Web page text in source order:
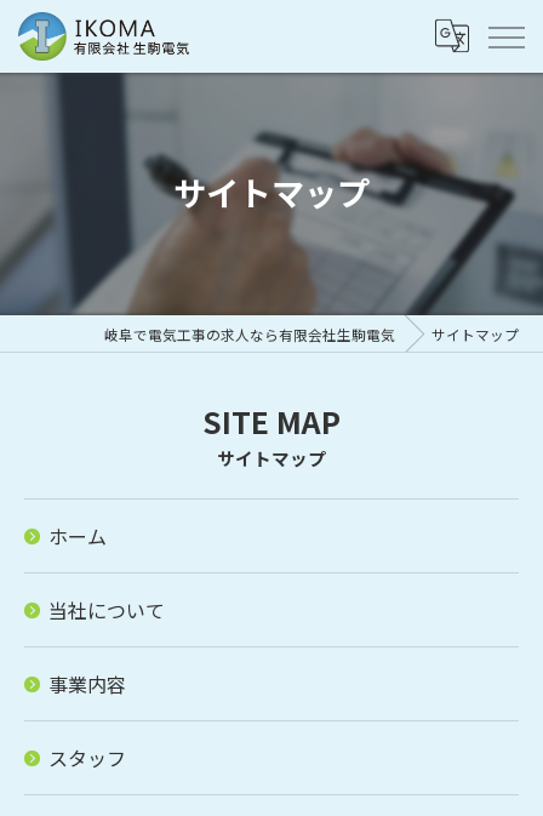
サイトマップ
岐阜で電気工事の求人なら有限会社生駒電気 サイトマップ
サイトマップ
SITE MAP
ホーム
当社について
事業内容
スタッフ